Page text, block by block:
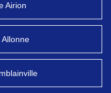
Airion